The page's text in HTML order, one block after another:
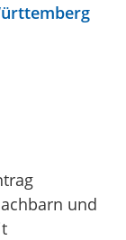
und